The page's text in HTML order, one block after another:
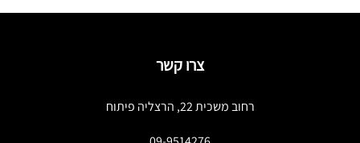
צרו קשר
רחוב משכית 22, הרצליה פיתוח